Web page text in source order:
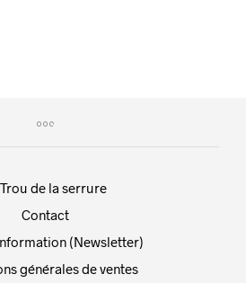
Trou de la serrure
Contact
(Newsletter)
générales de ventes